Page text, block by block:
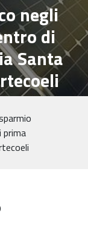
negli
di
Santa
prima